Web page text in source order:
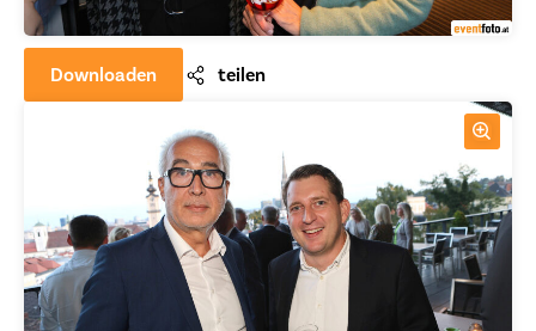
Downloaden teilen